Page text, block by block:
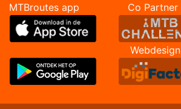
MTBroutes app Co Partner
Webdesign